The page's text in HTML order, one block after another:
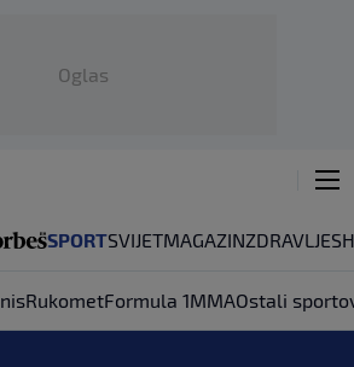
Oglas
SPORTSVIJETMAGAZINZDRAVLJE
RukometFormula 1MMAOstali